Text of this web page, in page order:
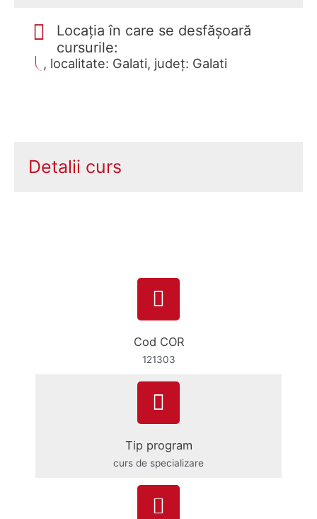
Locația în care se desfășoară
cursurile:
, localitate: Galati, județ: Galati
Detalii curs
Cod COR
121303
Tip program
curs de specializare